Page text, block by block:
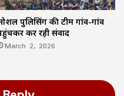
पुलिसिंग की टीम गांव-गांव
कर रही संवाद
March 2, 2026